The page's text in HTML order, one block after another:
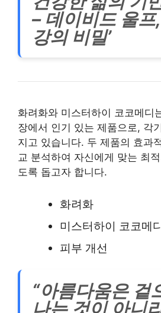
– 데이비드 울프
강의 비밀’
화려화와 미스터하이 코코메디
장에서 인기 있는 제품으로, 각
지고 있습니다. 두 제품의 효과
교 분석하여 자신에게 맞는 최
도록 돕고자 합니다.
화려화
미스터하이 코코메
피부 개선
“아름다움은 겉
나는 것이 아니